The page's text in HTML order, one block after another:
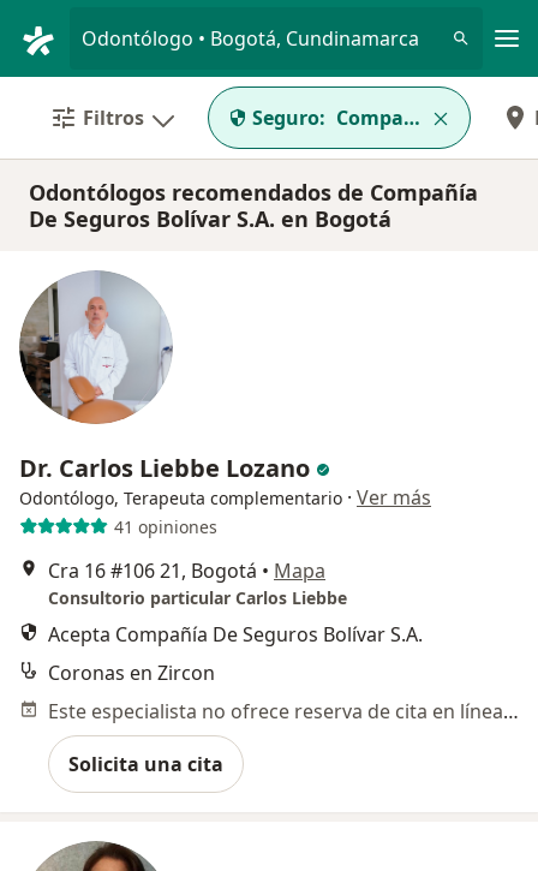
Odontólogo • Bogotá, Cundinamarca
Filtros Seguro: Compañía De
Odontólogos recomendados de Compañía
De Seguros Bolívar S.A. en Bogotá
Dr. Carlos Liebbe Lozano
Odontólogo, Terapeuta complementario · Ver más
41 opiniones
Cra 16 #106 21, Bogotá • Mapa
Consultorio particular Carlos Liebbe
Acepta Compañía De Seguros Bolívar S.A.
Coronas en Zircon
Este especialista no ofrece reserva de cita en línea en esta dirección.
Solicita una cita